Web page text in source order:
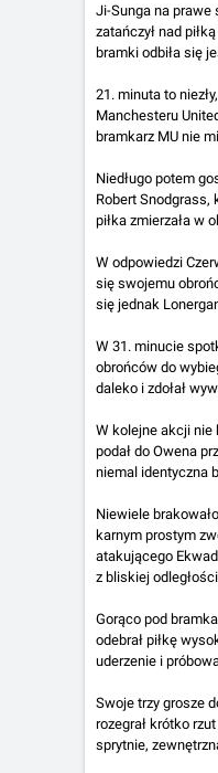
Ji-Sunga na prawe
zatańczył nad
bramki odbiła się
21. minuta to
Manchesteru
bramkarz MU nie
Niedługo potem
Robert Snodgrass,
piłka zmierzała w
W odpowiedzi
się swojemu
się jednak
W 31. minucie
obrońców do
daleko i zdołał
W kolejne akcji nie
podał do Owena
niemal identyczna
Niewiele
karnym prostym
atakującego
z bliskiej
Gorąco pod
odebrał piłkę
uderzenie i
Swoje trzy grosze
rozegrał krótko
sprytnie,